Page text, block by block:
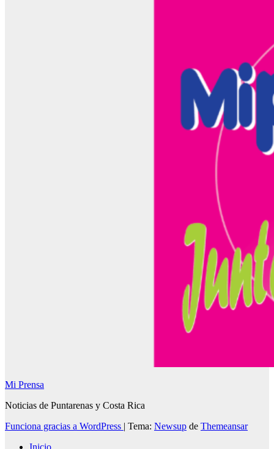
Mi Prensa
Noticias de Puntarenas y Costa Rica
Funciona gracias a WordPress
Tema: Newsup de Themeansar